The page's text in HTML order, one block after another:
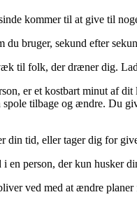
kommer til at give til
du bruger, sekund efter
til folk, der dræner dig.
er et kostbart minut af
tilbage og ændre. Du
din tid, eller tager dig for
en person, der kun husker
ved med at ændre planer